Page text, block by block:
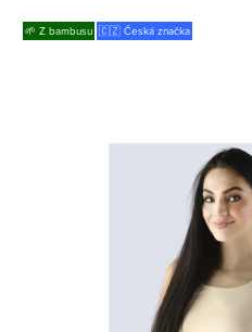
🌱 Z bambusu 🇨🇿 Česká značka